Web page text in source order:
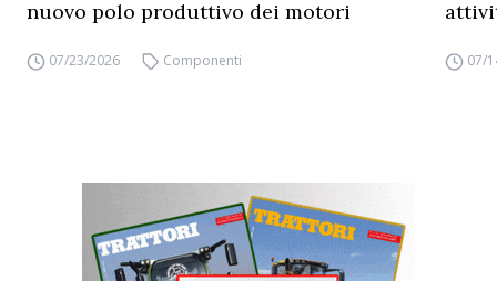
nuovo polo produttivo dei motori
07/23/2026 Componenti 07/